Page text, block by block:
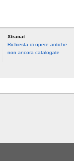
Xtracat
Richiesta di opere antiche
non ancora catalogate